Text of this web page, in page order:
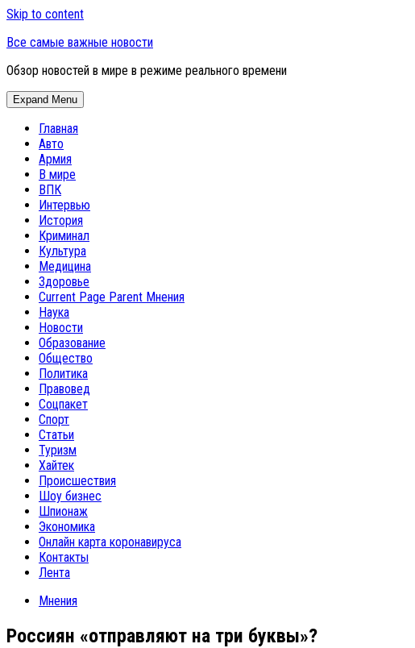
Skip to content
Все самые важные новости
Обзор новостей в мире в режиме реального времени
Expand Menu
Главная
Авто
Армия
В мире
ВПК
Интервью
История
Криминал
Культура
Медицина
Здоровье
Current Page Parent Мнения
Наука
Новости
Образование
Общество
Политика
Правовед
Соцпакет
Спорт
Статьи
Туризм
Хайтек
Происшествия
Шоу бизнес
Шпионаж
Экономика
Онлайн карта коронавируса
Контакты
Лента
Мнения
Россиян «отправляют на три буквы»?